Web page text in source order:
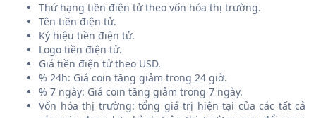
Thứ hạng tiền điện tử theo vốn hóa thị trường.
Tên tiền điện tử.
Ký hiệu tiền điện tử.
Logo tiền điện tử.
Giá tiền điện tử theo USD.
% 24h: Giá coin tăng giảm trong 24 giờ.
% 7 ngày: Giá coin tăng giảm trong 7 ngày.
Vốn hóa thị trường: tổng giá trị hiện tại của các tất cả